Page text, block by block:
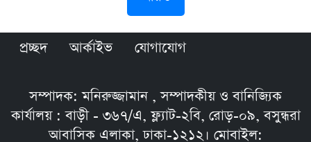
প্রচ্ছদ আর্কাইভ যোগাযোগ
সম্পাদক: মনিরুজ্জামান , সম্পাদকীয় ও বানিজ্যিক
কার্যালয় : বাড়ী - ৩৬৭/এ, ফ্ল্যাট-২বি, রোড়-০৯, বসুন্ধরা
আবাসিক এলাকা, ঢাকা-১২১২। মোবাইল: